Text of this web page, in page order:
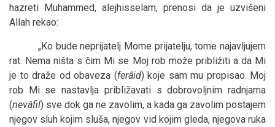
hazreti Muhammed, alejhisselam, prenosi da je uzvišeni
Allah rekao:
„Ko bude neprijatelj Mome prijatelju, tome najavljujem
rat. Nema ništa s čim Mi se Moj rob može približiti a da Mi
je to draže od obaveza (ferâid) koje sam mu propisao. Moj
rob Mi se nastavlja približavati s dobrovoljnim radnjama
(nevâfil) sve dok ga ne zavolim, a kada ga zavolim postajem
njegov sluh kojim sluša, njegov vid kojim gleda, njegova ruka